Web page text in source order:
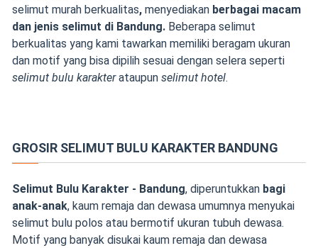
selimut murah berkualitas, menyediakan berbagai macam
dan jenis selimut di Bandung.Beberapa selimut
berkualitas yang kami tawarkan memiliki beragam ukuran
dan motif yang bisa dipilih sesuai dengan selera seperti
selimut bulu karakterataupun selimut hotel.
GROSIR SELIMUT BULU KARAKTER BANDUNG
Selimut Bulu Karakter - Bandung, diperuntukkan bagi
anak-anak, kaum remaja dan dewasa umumnya menyukai
selimut bulu polos atau bermotif ukuran tubuh dewasa.
Motif yang banyak disukai kaum remaja dan dewasa